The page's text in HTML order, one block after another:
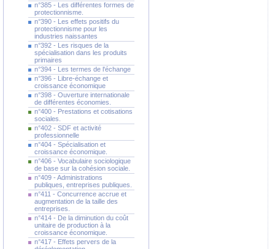
n°385 - Les différentes formes de
protectionnisme.
n°390 - Les effets positifs du
protectionnisme pour les
industries naissantes
n°392 - Les risques de la
spécialisation dans les produits
primaires
n°394 - Les termes de l'échange
n°396 - Libre-échange et
croissance économique
n°398 - Ouverture internationale
de différentes économies.
n°400 - Prestations et cotisations
sociales.
n°402 - SDF et activité
professionnelle
n°404 - Spécialisation et
croissance économique.
n°406 - Vocabulaire sociologique
de base sur la cohésion sociale.
n°409 - Administrations
publiques, entreprises publiques.
n°411 - Concurrence accrue et
augmentation de la taille des
entreprises.
n°414 - De la diminution du coût
unitaire de production à la
croissance économique.
n°417 - Effets pervers de la